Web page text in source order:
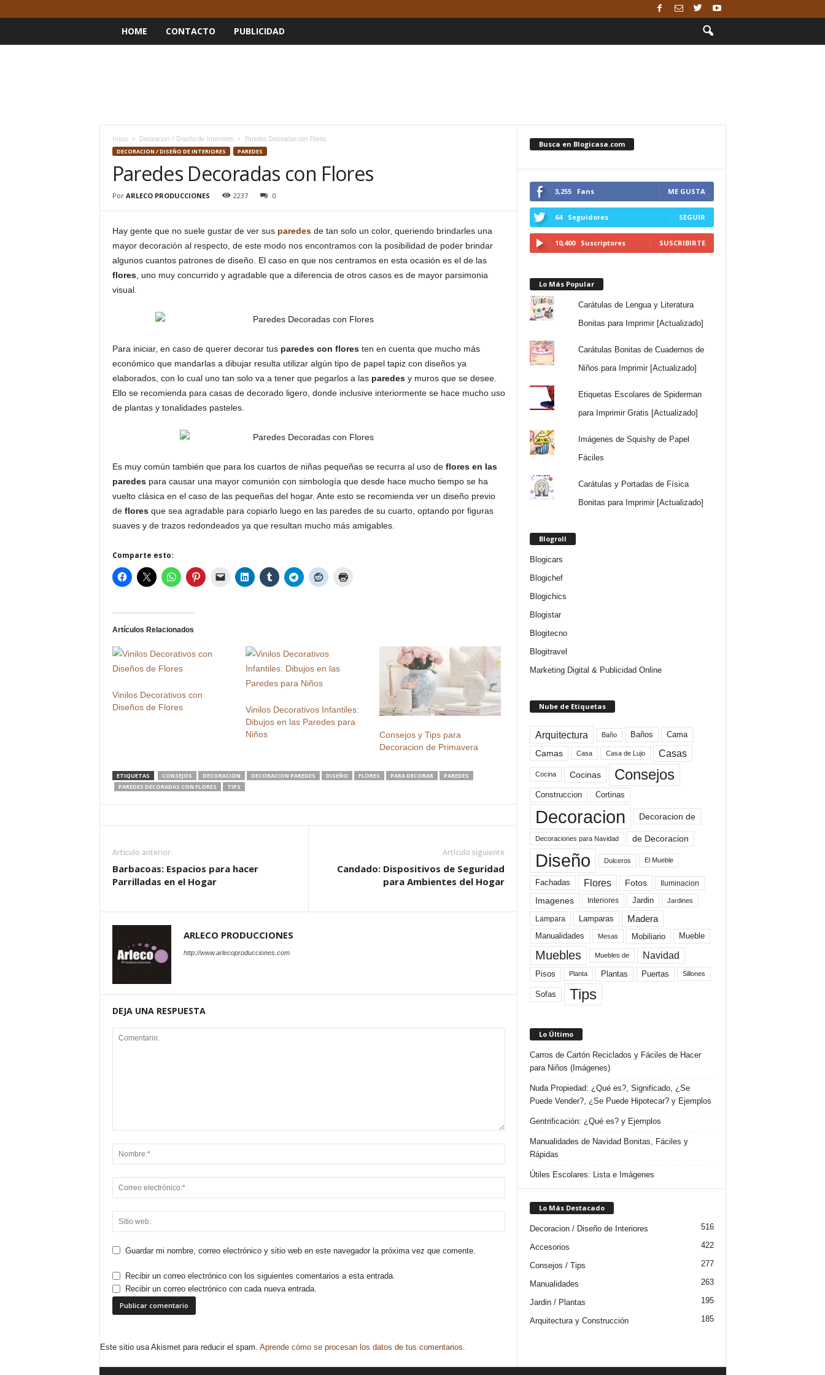
HOME CONTACTO PUBLICIDAD
Inicio Decoracion / Diseño de Interiores Paredes Decoradas con Flores
DECORACION / DISEÑO DE INTERIORES PAREDES
Paredes Decoradas con Flores
Por ARLECO PRODUCCIONES 2237 0
Hay gente que no suele gustar de ver sus paredesde tan solo un color, queriendo brindarles una
mayor decoración al respecto, de este modo nos encontramos con la posibilidad de poder brindar
algunos cuantos patrones de diseño. El caso en que nos centramos en esta ocasión es el de las
flores, uno muy concurrido y agradable que a diferencia de otros casos es de mayor parsimonia
visual.
Para iniciar, en caso de querer decorar tus paredes con floresten en cuenta que mucho más
económico que mandarlas a dibujar resulta utilizar algún tipo de papel tapiz con diseños ya
elaborados, con lo cual uno tan solo va a tener que pegarlos a las paredesy muros que se desee.
Ello se recomienda para casas de decorado ligero, donde inclusive interiormente se hace mucho uso
de plantas y tonalidades pasteles.
Es muy común también que para los cuartos de niñas pequeñas se recurra al uso de flores en las
paredespara causar una mayor comunión con simbología que desde hace mucho tiempo se ha
vuelto clásica en el caso de las pequeñas del hogar. Ante esto se recomienda ver un diseño previo
de floresque sea agradable para copiarlo luego en las paredes de su cuarto, optando por figuras
suaves y de trazos redondeados ya que resultan mucho más amigables.
Comparte esto:
Artículos Relacionados
Vinilos Decorativos con
Diseños de Flores
Vinilos Decorativos Infantiles:
Dibujos en las Paredes para
Niños
Consejos y Tips para
Decoracion de Primavera
ETIQUETAS CONSEJOS DECORACION DECORACION PAREDES DISEÑO FLORES PARA DECORAR
PAREDES
PAREDES DECORADAS CON FLORES
TIPS
Artículo anterior
Barbacoas: Espacios para hacer
Parrilladas en el Hogar
Artículo siguiente
Candado: Dispositivos de Seguridad
para Ambientes del Hogar
ARLECO PRODUCCIONES
http://www.arlecoproducciones.com
DEJA UNA RESPUESTA
Guardar mi nombre, correo electrónico y sitio web en este navegador la próxima vez que comente.
Recibir un correo electrónico con los siguientes comentarios a esta entrada.
Recibir un correo electrónico con cada nueva entrada.
Este sitio usa Akismet para reducir el spam. Aprende cómo se procesan los datos de tus comentarios.
Busca en Blogicasa.com
3,255 Fans ME GUSTA
64 Seguidores SEGUIR
10,400 Suscriptores SUSCRIBIRTE
Lo Más Popular
Carátulas de Lengua y Literatura
Bonitas para Imprimir [Actualizado]
Carátulas Bonitas de Cuadernos de
Niños para Imprimir [Actualizado]
Etiquetas Escolares de Spiderman
para Imprimir Gratis [Actualizado]
Imágenes de Squishy de Papel
Fáciles
Carátulas y Portadas de Física
Bonitas para Imprimir [Actualizado]
Blogroll
Blogicars
Blogichef
Blogichics
Blogistar
Blogitecno
Blogitravel
Marketing Digital & Publicidad Online
Nube de Etiquetas
Arquitectura Baño Baños Cama
Camas Casa Casa de Lujo Casas
Cocina Cocinas Consejos
Construccion Cortinas
Decoracion Decoracion de
Decoraciones para Navidad de Decoracion
Diseño Dulceros El Mueble
Fachadas Flores Fotos Iluminacion
Imagenes Interiores Jardin Jardines
Lampara Lamparas Madera
Manualidades Mesas Mobiliario Mueble
Muebles Muebles de Navidad
Pisos Planta Plantas Puertas Sillones
Sofas Tips
Lo Último
Carros de Cartón Reciclados y Fáciles de Hacer
para Niños (Imágenes)
Nuda Propiedad: ¿Qué es?, Significado, ¿Se
Puede Vender?, ¿Se Puede Hipotecar? y Ejemplos
Gentrificación: ¿Qué es? y Ejemplos
Manualidades de Navidad Bonitas, Fáciles y
Rápidas
Útiles Escolares: Lista e Imágenes
Lo Más Destacado
Decoracion / Diseño de Interiores 516
Accesorios 422
Consejos / Tips 277
Manualidades 263
Jardin / Plantas 195
Arquitectura y Construcción 185